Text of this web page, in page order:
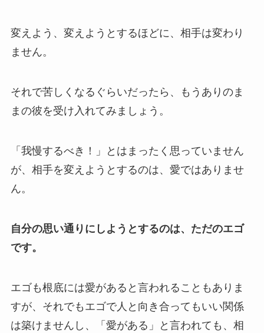
変えよう、変えようとするほどに、相手は変わり
ません。
それで苦しくなるぐらいだったら、もうありのま
まの彼を受け入れてみましょう。
「我慢するべき！」とはまったく思っていません
が、相手を変えようとするのは、愛ではありませ
ん。
自分の思い通りにしようとするのは、ただのエゴ
です。
エゴも根底には愛があると言われることもありま
すが、それでもエゴで人と向き合ってもいい関係
は築けませんし、「愛がある」と言われても、相